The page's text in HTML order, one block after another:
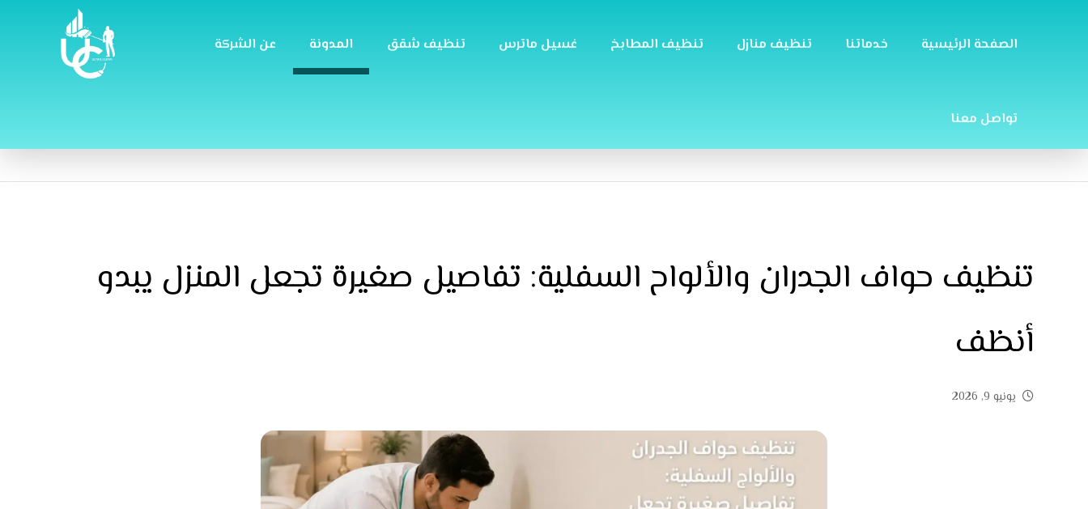
الصفحة الرئيسية خدماتنا تنظيف منازل تنظيف المطابخ غسيل ماترس تنظيف شقق المدونة عن الشركة
تواصل معنا
تنظيف حواف الجدران والألواح السفلية: تفاصيل صغيرة تجعل المنزل يبدو
أنظف
يونيو 9, 2026